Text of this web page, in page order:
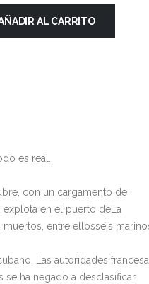
AL CARRITO
es real.
con un cargamento de
en el puerto deLa
entre ellosseis
Las autoridades
se ha negado a desclasificar